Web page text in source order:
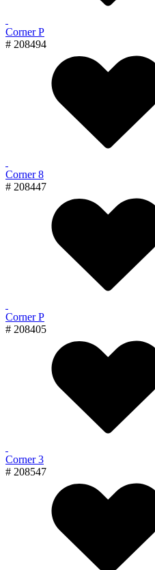
Corner P
# 208494
Corner 8
# 208447
Corner P
# 208405
Corner 3
# 208547